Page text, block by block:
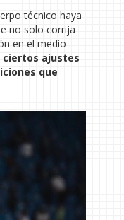
técnico haya
no solo corrija
en el medio
ciertos ajustes
que